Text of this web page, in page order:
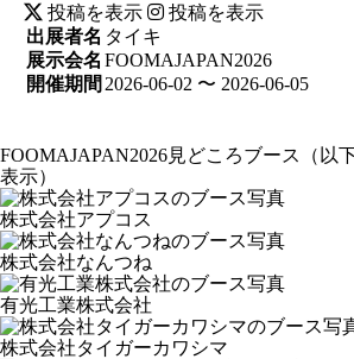
投稿を表示
投稿を表示
出展者名 タイキ
展示会名 FOOMAJAPAN2026
開催期間 2026-06-02 〜 2026-06-05
FOOMAJAPAN2026見どころブース
（以
表示）
株式会社アプコス
株式会社なんつね
有光工業株式会社
株式会社タイガーカワシマ